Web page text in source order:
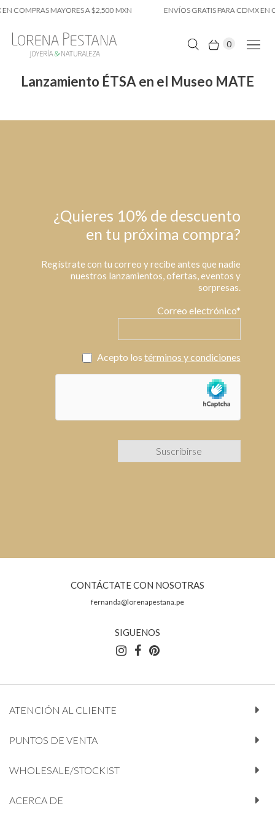
COMPRAS MAYORES A $2,500 MXN ENVÍOS GRATIS PARA CDMX EN
0
Lanzamiento ÉTSA en el Museo MATE
¿Quieres 10% de descuento
en tu próxima compra?
Regístrate con tu correo y recibe antes que nadie
nuestros lanzamientos, ofertas, eventos y
sorpresas.
Correo electrónico*
Acepto los términos y condiciones
CONTÁCTATE CON NOSOTRAS
fernanda@lorenapestana.pe
SIGUENOS
ATENCIÓN AL CLIENTE
PUNTOS DE VENTA
WHOLESALE/STOCKIST
ACERCA DE